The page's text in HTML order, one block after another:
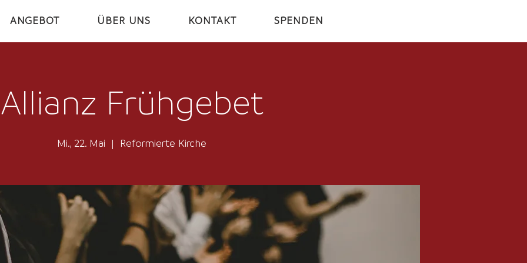
ANGEBOT ÜBER UNS KONTAKT SPENDEN
Allianz Frühgebet
Mi., 22. Mai
  |
Reformierte Kirche